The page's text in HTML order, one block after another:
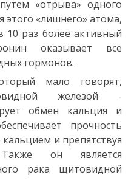
«отрыва» одного
этого «лишнего» атома,
10 раз более активный
оказывает все
гормонов.
мало говорят,
железой -
обмен кальция и
прочность
и препятствуя
он является
рака щитовидной